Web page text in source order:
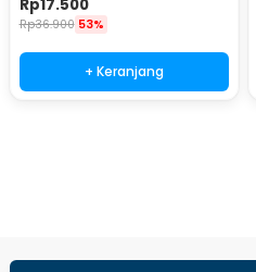
Rp17.500
Rp36.900 53%
+ Keranjang